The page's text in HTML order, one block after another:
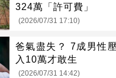
324萬「許可費」
(2026/07/31 17:10)
爸氣盡失？ 7成男性
入10萬才敢生
(2026/07/31 14:42)